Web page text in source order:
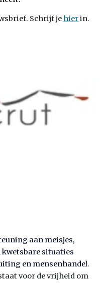
Schrijf je hierin.
aan meisjes,
situaties
en mensenhandel.
voor de vrijheid om